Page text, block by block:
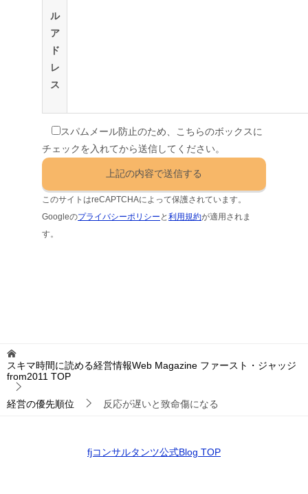
ル
ア
ド
レ
ス
スパムメール防止のため、こちらのボックスに
チェックを入れてから送信してください。
このサイトはreCAPTCHAによって保護されています。
Googleのプライバシーポリシー と利用規約が適用されま
す。
スキマ時間に読める経営情報Web Magazine ファースト・ジャッジ
from2011 TOP
経営の優先順位 反応が遅いと致命傷になる
fjコンサルタンツ公式Blog TOP